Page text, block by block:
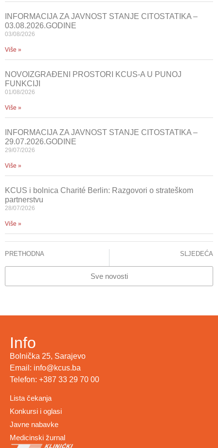
INFORMACIJA ZA JAVNOST STANJE CITOSTATIKA –
03.08.2026.GODINE
03/08/2026
Više »
NOVOIZGRAĐENI PROSTORI KCUS-A U PUNOJ
FUNKCIJI
01/08/2026
Više »
INFORMACIJA ZA JAVNOST STANJE CITOSTATIKA –
29.07.2026.GODINE
29/07/2026
Više »
KCUS i bolnica Charité Berlin: Razgovori o strateškom
partnerstvu
28/07/2026
Više »
PRETHODNA SLJEDEĆA
Sve novosti
Info
Bolnička 25, Sarajevo
Email: info@kcus.ba
Telefon: +387 33 29 70 00
Lista čekanja
Konkursi i oglasi
Javne nabavke
Medicinski žurnal